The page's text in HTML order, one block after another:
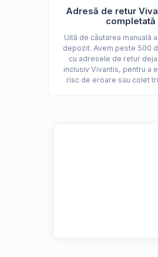
Adresă de retur
completată
Uită de căutarea manuală
depozit. Avem peste 500
cu adresele de retur
inclusiv Vivantis, pentru a
risc de eroare sau colet